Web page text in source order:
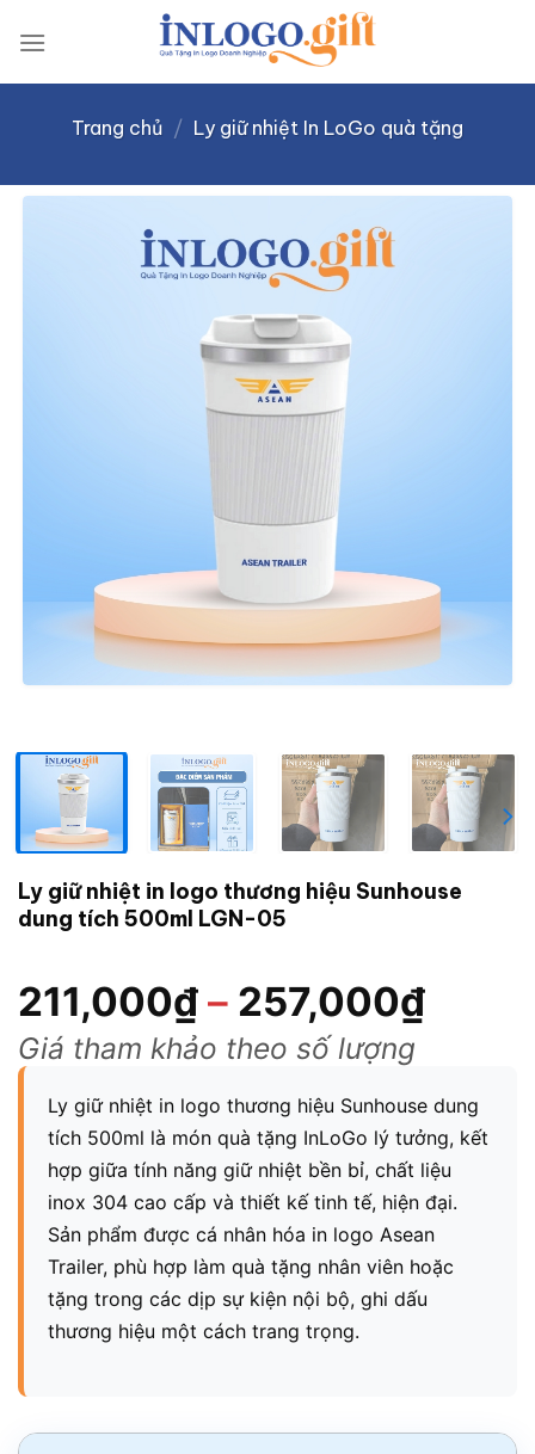
Trang chủ / Ly giữ nhiệt In LoGo quà tặng
Ly giữ nhiệt in logo thương hiệu Sunhouse
dung tích 500ml LGN-05
211,000₫– 257,000₫
Giá tham khảo theo số lượng
Ly giữ nhiệt in logo thương hiệu Sunhouse dung
tích 500ml là món quà tặng InLoGo lý tưởng, kết
hợp giữa tính năng giữ nhiệt bền bỉ, chất liệu
inox 304 cao cấp và thiết kế tinh tế, hiện đại.
Sản phẩm được cá nhân hóa in logo Asean
Trailer, phù hợp làm quà tặng nhân viên hoặc
tặng trong các dịp sự kiện nội bộ, ghi dấu
thương hiệu một cách trang trọng.